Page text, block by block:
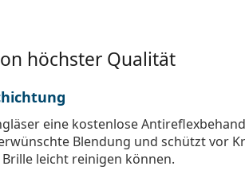
höchster Qualität
eine kostenlose
Blendung und schützt vor
leicht reinigen können.